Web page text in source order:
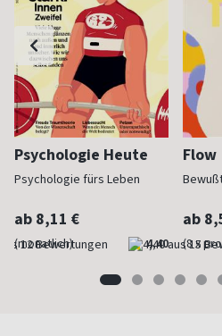
Psychologie Heute
Psychologie fürs Leben
ab 8,11 €
(monatlich) 4,40
Flow
ab
(8 x